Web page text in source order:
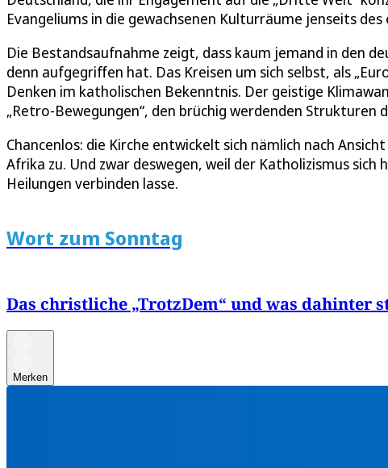
Evangeliums in die gewachsenen Kulturräume jenseits
Die Bestandsaufnahme zeigt, dass kaum jemand in den
denn aufgegriffen hat. Das Kreisen um sich selbst, als
Denken im katholischen Bekenntnis. Der geistige
„Retro-Bewegungen“, den brüchig werdenden Strukturen
Chancenlos: die Kirche entwickelt sich nämlich nach
Afrika zu. Und zwar deswegen, weil der Katholizismus
Heilungen verbinden lasse.
Wort zum Sonntag
Das christliche „TrotzDem“ und was dahinter
Merken